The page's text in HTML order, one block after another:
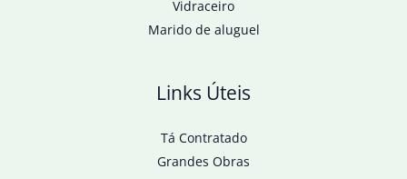
Vidraceiro
Marido de aluguel
Links Úteis
Tá Contratado
Grandes Obras